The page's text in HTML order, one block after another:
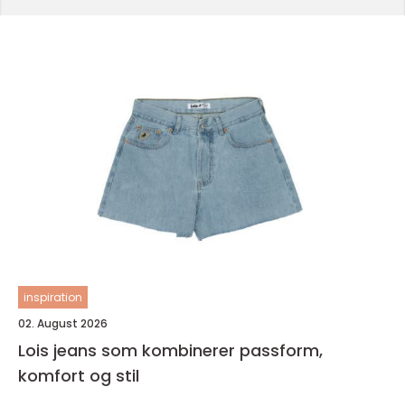
inspiration
02. August 2026
Lois jeans som kombinerer passform,
komfort og stil